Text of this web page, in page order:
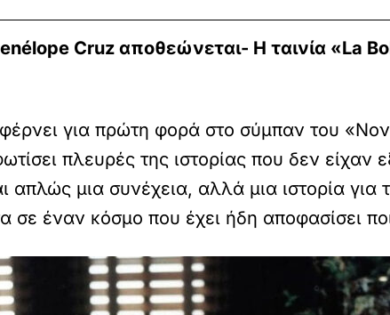
Cruz αποθεώνεται- Η ταινία «La
για πρώτη φορά στο σύμπαν του
πλευρές της ιστορίας που δεν
απλώς μια συνέχεια, αλλά μια ιστορία
σε έναν κόσμο που έχει ήδη αποφασίσει